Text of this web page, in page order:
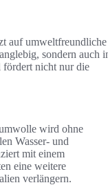
auf umweltfreundliche
sondern auch
fördert nicht nur die
wird ohne
Wasser- und
mit einem
eine weitere
verlängern.